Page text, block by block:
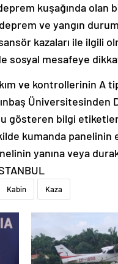
kuşağında olan
ve yangın
kazaları ile ilgili
sosyal mesafeye
ve kontrollerinin A
Üniversitesinden
gösteren bilgi
kumanda
yanına veya
Kabin Kaza